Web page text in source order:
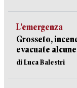
L’emergenza
Grosseto,
evacuate
di Luca Balestri